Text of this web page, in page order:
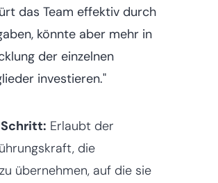
das Team effektiv durch
könnte aber mehr in
der einzelnen
investieren."
Erlaubt der
die
übernehmen, auf die sie